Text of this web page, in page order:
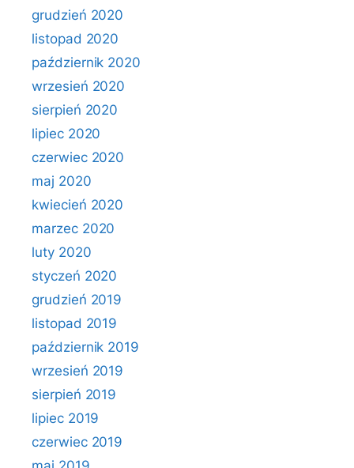
grudzień 2020
listopad 2020
październik 2020
wrzesień 2020
sierpień 2020
lipiec 2020
czerwiec 2020
maj 2020
kwiecień 2020
marzec 2020
luty 2020
styczeń 2020
grudzień 2019
listopad 2019
październik 2019
wrzesień 2019
sierpień 2019
lipiec 2019
czerwiec 2019